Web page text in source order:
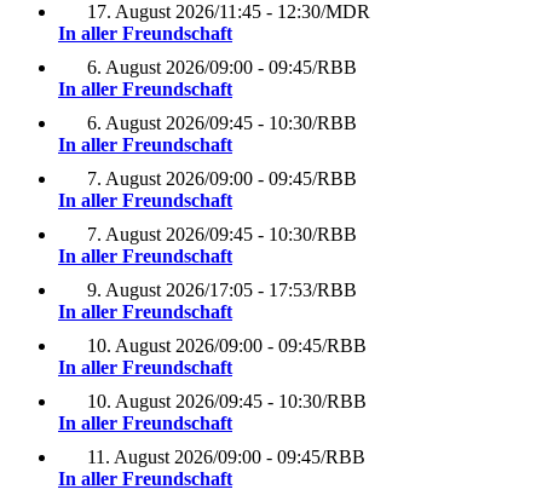
17. August 2026/11:45 - 12:30/MDR
In aller Freundschaft
6. August 2026/09:00 - 09:45/RBB
In aller Freundschaft
6. August 2026/09:45 - 10:30/RBB
In aller Freundschaft
7. August 2026/09:00 - 09:45/RBB
In aller Freundschaft
7. August 2026/09:45 - 10:30/RBB
In aller Freundschaft
9. August 2026/17:05 - 17:53/RBB
In aller Freundschaft
10. August 2026/09:00 - 09:45/RBB
In aller Freundschaft
10. August 2026/09:45 - 10:30/RBB
In aller Freundschaft
11. August 2026/09:00 - 09:45/RBB
In aller Freundschaft